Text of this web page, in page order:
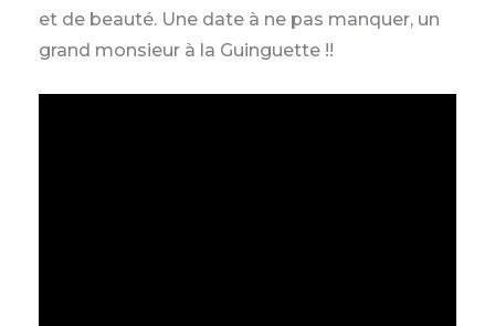
et de beauté. Une date à ne pas manquer, un
grand monsieur à la Guinguette !!